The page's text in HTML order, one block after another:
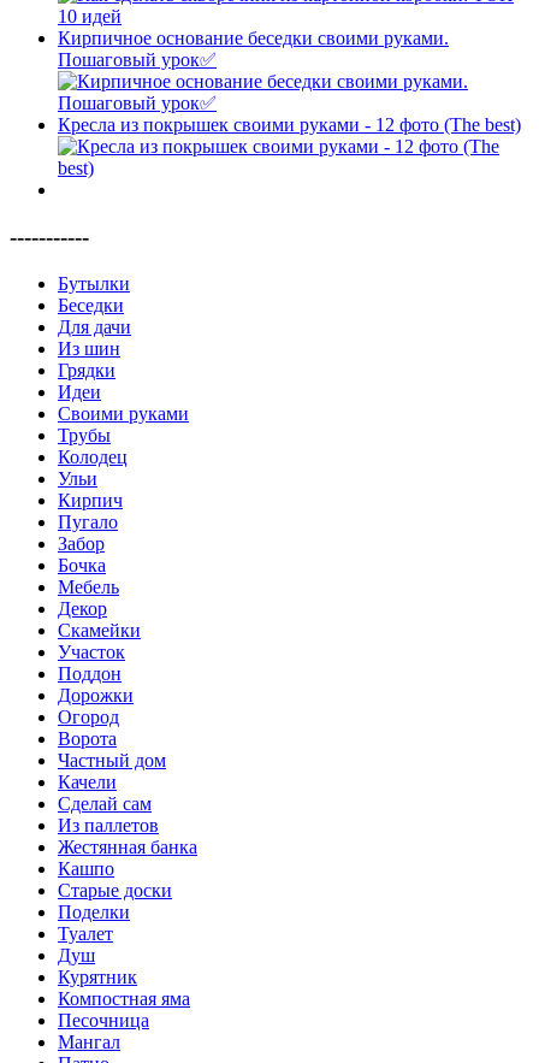
Кирпичное основание беседки своими руками.
Пошаговый урок✅
Кресла из покрышек своими руками - 12 фото (The best)
-----------
Бутылки
Беседки
Для дачи
Из шин
Грядки
Идеи
Своими руками
Трубы
Колодец
Ульи
Кирпич
Пугало
Забор
Бочка
Мебель
Декор
Скамейки
Участок
Поддон
Дорожки
Огород
Ворота
Частный дом
Качели
Сделай сам
Из паллетов
Жестянная банка
Кашпо
Старые доски
Поделки
Туалет
Душ
Курятник
Компостная яма
Песочница
Мангал